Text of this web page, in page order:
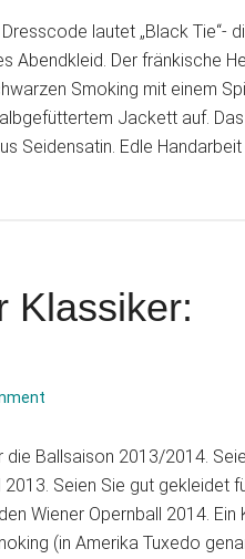
lautet „Black Tie“-
Abendkleid. Der fränkische
Smoking mit einem
Jackett auf.
Seidensatin. Edle
Klassiker:
die Ballsaison 2013/2014.
Seien Sie gut gekleidet
Wiener Opernball 2014. Ein
(in Amerika Tuxedo